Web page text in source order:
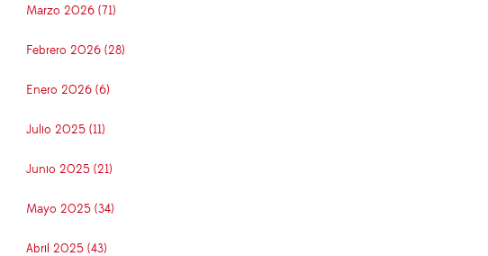
Marzo 2026 (71)
Febrero 2026 (28)
Enero 2026 (6)
Julio 2025 (11)
Junio 2025 (21)
Mayo 2025 (34)
Abril 2025 (43)